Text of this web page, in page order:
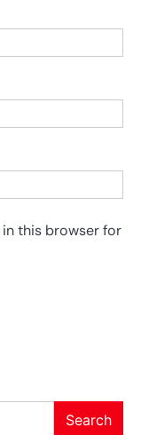
in this browser for
Search